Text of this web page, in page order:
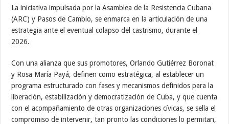
La iniciativa impulsada por la Asamblea de la Resistencia Cubana
(ARC) y Pasos de Cambio, se enmarca en la articulación de una
estrategia ante el eventual colapso del castrismo, durante el
2026.
Con una alianza que sus promotores, Orlando Gutiérrez Boronat
y Rosa María Payá, definen como estratégica, al establecer un
programa estructurado con fases y mecanismos definidos para la
liberación, estabilización y democratización de Cuba, y que cuenta
con el acompañamiento de otras organizaciones cívicas, se sella el
compromiso de intervenir, tan pronto las condiciones lo permitan,